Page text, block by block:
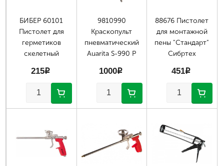
БИБЕР 60101
Пистолет для
герметиков
скелетный
215p
9810990
Краскопульт
пневматический
Auarita S-990 P
1000p
88676 Пистолет
для монтажной
пены "Стандарт"
Сибртех
451p